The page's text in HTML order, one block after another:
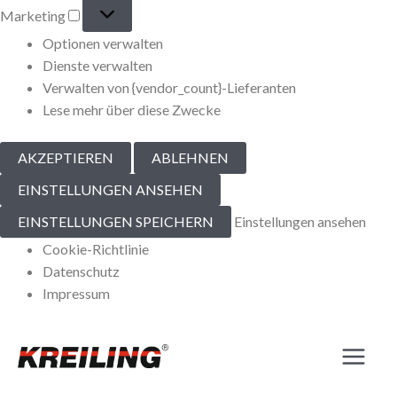
Marketing
Optionen verwalten
Dienste verwalten
Verwalten von {vendor_count}-Lieferanten
Lese mehr über diese Zwecke
AKZEPTIEREN
ABLEHNEN
EINSTELLUNGEN ANSEHEN
EINSTELLUNGEN SPEICHERN
Einstellungen ansehen
Cookie-Richtlinie
Datenschutz
Impressum